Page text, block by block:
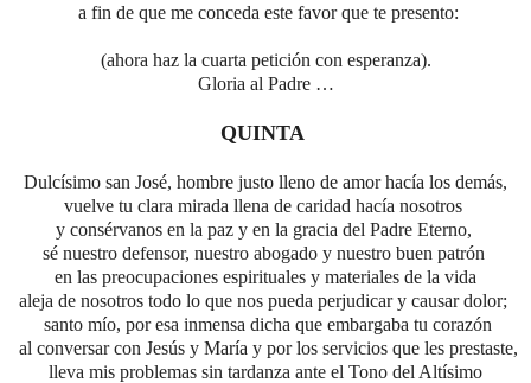
a fin de que me conceda este favor que te presento:
(ahora haz la cuarta petición con esperanza).
Gloria al Padre …
QUINTA
Dulcísimo san José, hombre justo lleno de amor hacía los demás,
vuelve tu clara mirada llena de caridad hacía nosotros
y consérvanos en la paz y en la gracia del Padre Eterno,
sé nuestro defensor, nuestro abogado y nuestro buen patrón
en las preocupaciones espirituales y materiales de la vida
aleja de nosotros todo lo que nos pueda perjudicar y causar dolor;
santo mío, por esa inmensa dicha que embargaba tu corazón
al conversar con Jesús y María y por los servicios que les prestaste,
lleva mis problemas sin tardanza ante el Tono del Altísimo